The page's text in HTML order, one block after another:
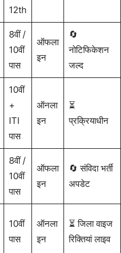
12th
8वीं /
10वीं
पास
ऑफला
इन
🔄
नोटिफिकेशन
जल्द
10वीं
+
ITI
पास
ऑनला
इन
⏳
प्रक्रियाधीन
8वीं /
10वीं
पास
ऑफला
इन
🔄 संविदा भर्ती
अपडेट
10वीं
पास
ऑनला
इन
⏳ जिला वाइज
रिक्तियां लाइव